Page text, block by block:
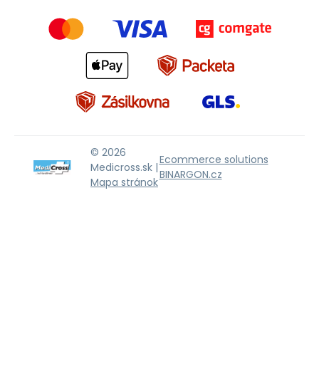
© 2026
Medicross.sk |
Mapa stránok
Ecommerce solutions
BINARGON.cz